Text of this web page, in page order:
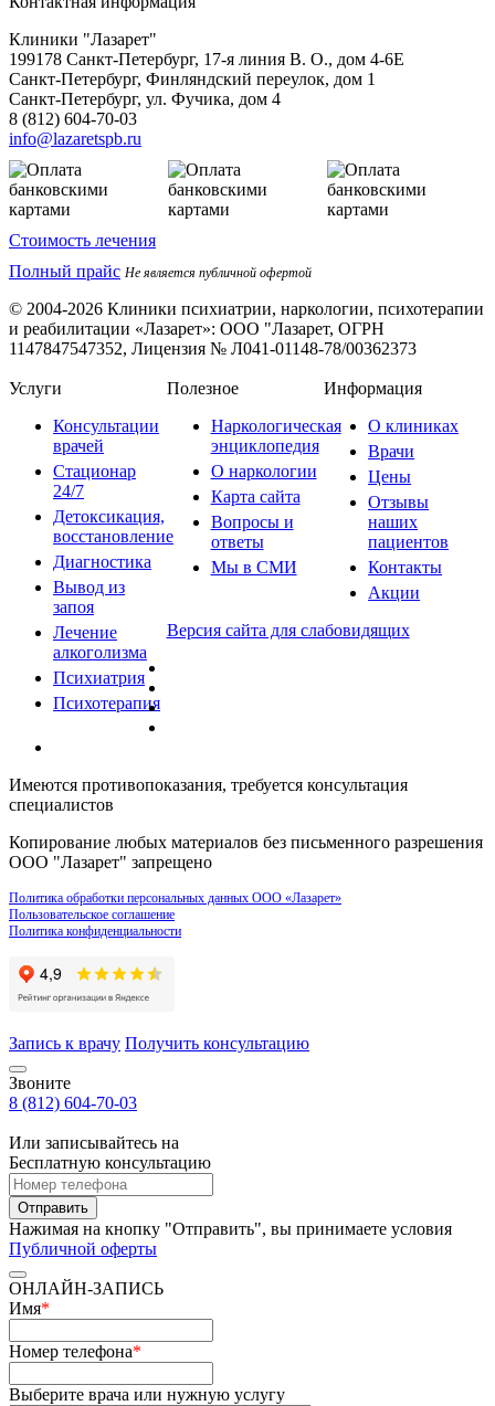
Клиники "Лазарет"
199178 Санкт-Петербург, 17-я линия В. О., дом 4-6Е
Санкт-Петербург, Финляндский переулок, дом 1
Санкт-Петербург, ул. Фучика, дом 4
8 (812) 604-70-03
info@lazaretspb.ru
Стоимость лечения
Полный прайс Не является публичной офертой
© 2004-2026 Клиники психиатрии, наркологии, психотерапии
и реабилитации «Лазарет»: ООО "Лазарет, ОГРН
1147847547352, Лицензия № Л041-01148-78/00362373
Услуги
Консультации
врачей
Стационар
24/7
Детоксикация,
восстановление
Диагностика
Вывод из
запоя
Лечение
алкоголизма
Психиатрия
Психотерапия
Полезное
Наркологическая
энциклопедия
О наркологии
Карта сайта
Вопросы и
ответы
Мы в СМИ
Информация
О клиниках
Врачи
Цены
Отзывы
наших
пациентов
Контакты
Акции
Версия сайта для слабовидящих
Имеются противопоказания, требуется консультация
специалистов
Копирование любых материалов без письменного разрешения
ООО "Лазарет" запрещено
Политика обработки персональных данных ООО «Лазарет»
Пользовательское соглашение
Политика конфиденциальности
Запись к врачу Получить консультацию
Звоните
8 (812) 604-70-03
Или записывайтесь на
Бесплатную консультацию
Отправить
Нажимая на кнопку "Отправить", вы принимаете условия
Публичной оферты
ОНЛАЙН-ЗАПИСЬ
Имя*
Номер телефона*
Выберите врача или нужную услугу